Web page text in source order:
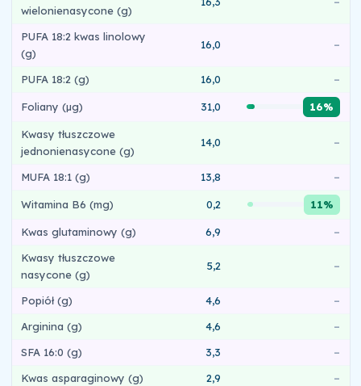
wielonienasycone (g)
PUFA 18:2 kwas linolowy
(g)
16,0 –
PUFA 18:2 (g) 16,0 –
Foliany (µg) 31,0 16%
Kwasy tłuszczowe
jednonienasycone (g)
14,0 –
MUFA 18:1 (g) 13,8 –
Witamina B6 (mg) 0,2 11%
Kwas glutaminowy (g) 6,9
–
Kwasy tłuszczowe
nasycone (g)
5,2 –
Popiół (g) 4,6
–
Arginina (g)
4,6
–
SFA 16:0 (g)
3,3
–
Kwas asparaginowy (g)
2,9
–